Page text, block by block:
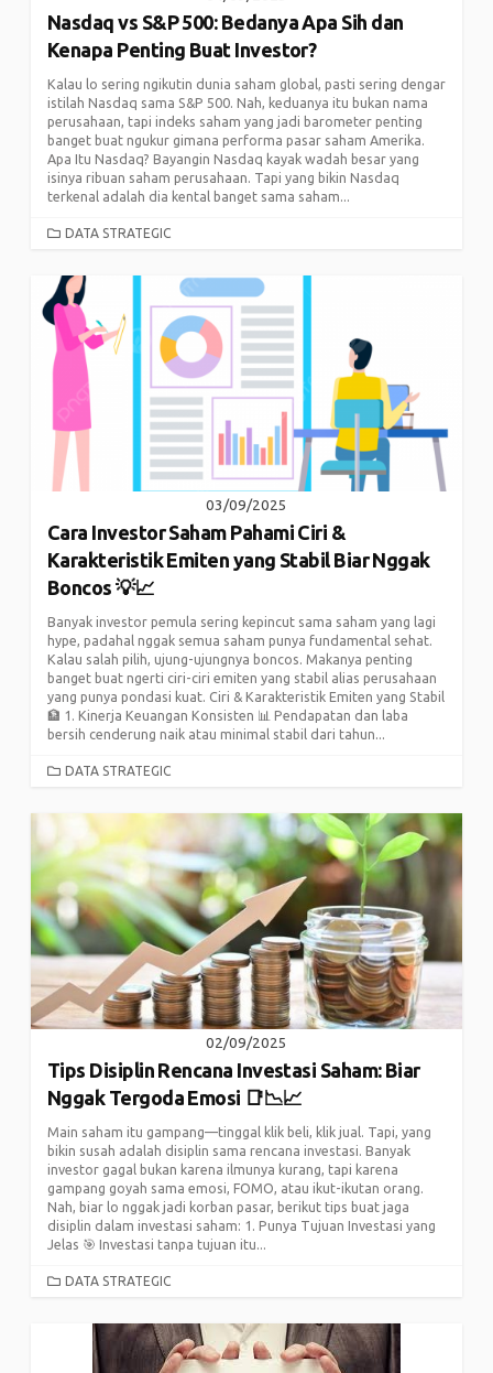
Nasdaq vs S&P 500: Bedanya Apa Sih dan
Kenapa Penting Buat Investor?
Kalau lo sering ngikutin dunia saham global, pasti sering dengar
istilah Nasdaq sama S&P 500. Nah, keduanya itu bukan nama
perusahaan, tapi indeks saham yang jadi barometer penting
banget buat ngukur gimana performa pasar saham Amerika.
Apa Itu Nasdaq? Bayangin Nasdaq kayak wadah besar yang
isinya ribuan saham perusahaan. Tapi yang bikin Nasdaq
terkenal adalah dia kental banget sama saham...
CATEGORIES
DATA STRATEGIC
03/09/2025
Cara Investor Saham Pahami Ciri &
Karakteristik Emiten yang Stabil Biar Nggak
Boncos 💡📈
Banyak investor pemula sering kepincut sama saham yang lagi
hype, padahal nggak semua saham punya fundamental sehat.
Kalau salah pilih, ujung-ujungnya boncos. Makanya penting
banget buat ngerti ciri-ciri emiten yang stabil alias perusahaan
yang punya pondasi kuat. Ciri & Karakteristik Emiten yang Stabil
🏦 1. Kinerja Keuangan Konsisten 📊 Pendapatan dan laba
bersih cenderung naik atau minimal stabil dari tahun...
CATEGORIES
DATA STRATEGIC
02/09/2025
Tips Disiplin Rencana Investasi Saham: Biar
Nggak Tergoda Emosi 📑📉📈
Main saham itu gampang—tinggal klik beli, klik jual. Tapi, yang
bikin susah adalah disiplin sama rencana investasi. Banyak
investor gagal bukan karena ilmunya kurang, tapi karena
gampang goyah sama emosi, FOMO, atau ikut-ikutan orang.
Nah, biar lo nggak jadi korban pasar, berikut tips buat jaga
disiplin dalam investasi saham: 1. Punya Tujuan Investasi yang
Jelas 🎯 Investasi tanpa tujuan itu...
CATEGORIES
DATA STRATEGIC